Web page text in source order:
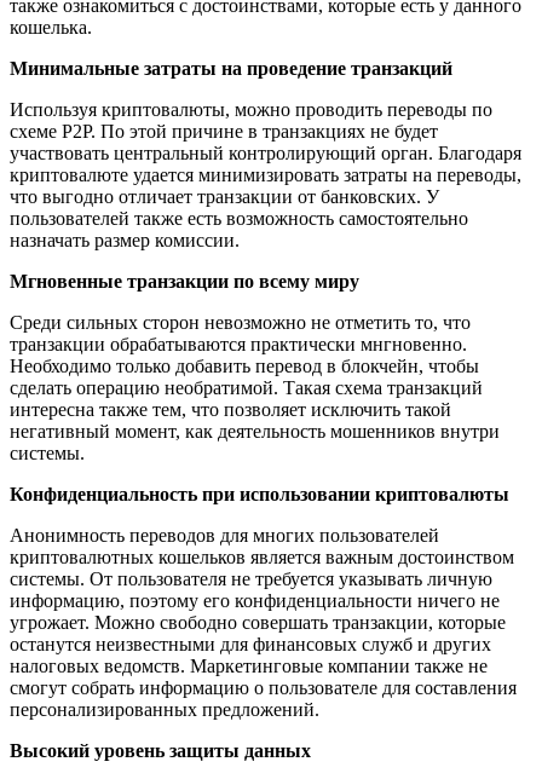
также ознакомиться с достоинствами, которые есть у данного
кошелька.
Минимальные затраты на проведение транзакций
Используя криптовалюты, можно проводить переводы по
схеме Р2Р. По этой причине в транзакциях не будет
участвовать центральный контролирующий орган. Благодаря
криптовалюте удается минимизировать затраты на переводы,
что выгодно отличает транзакции от банковских. У
пользователей также есть возможность самостоятельно
назначать размер комиссии.
Мгновенные транзакции по всему миру
Среди сильных сторон невозможно не отметить то, что
транзакции обрабатываются практически мнгновенно.
Необходимо только добавить перевод в блокчейн, чтобы
сделать операцию необратимой. Такая схема транзакций
интересна также тем, что позволяет исключить такой
негативный момент, как деятельность мошенников внутри
системы.
Конфиденциальность при использовании криптовалюты
Анонимность переводов для многих пользователей
криптовалютных кошельков является важным достоинством
системы. От пользователя не требуется указывать личную
информацию, поэтому его конфиденциальности ничего не
угрожает. Можно свободно совершать транзакции, которые
останутся неизвестными для финансовых служб и других
налоговых ведомств. Маркетинговые компании также не
смогут собрать информацию о пользователе для составления
персонализированных предложений.
Высокий уровень защиты данных